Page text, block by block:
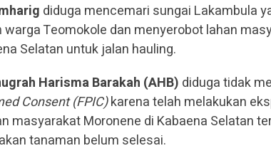
diduga mencemari sungai Lakambula
warga Teomokole dan menyerobot lahan
Selatan untuk jalan hauling.
Harisma Barakah (AHB) diduga tidak
Consent (FPIC)karena telah melakukan
masyarakat Moronene di Kabaena Selatan
tanaman belum selesai.